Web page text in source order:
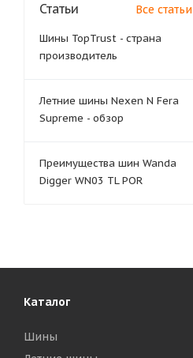
Статьи Все статьи
Шины TopTrust - страна
производитель
Летние шины Nexen N Fera
Supreme - обзор
Преимущества шин Wanda
Digger WN03 TL POR
Каталог
Шины